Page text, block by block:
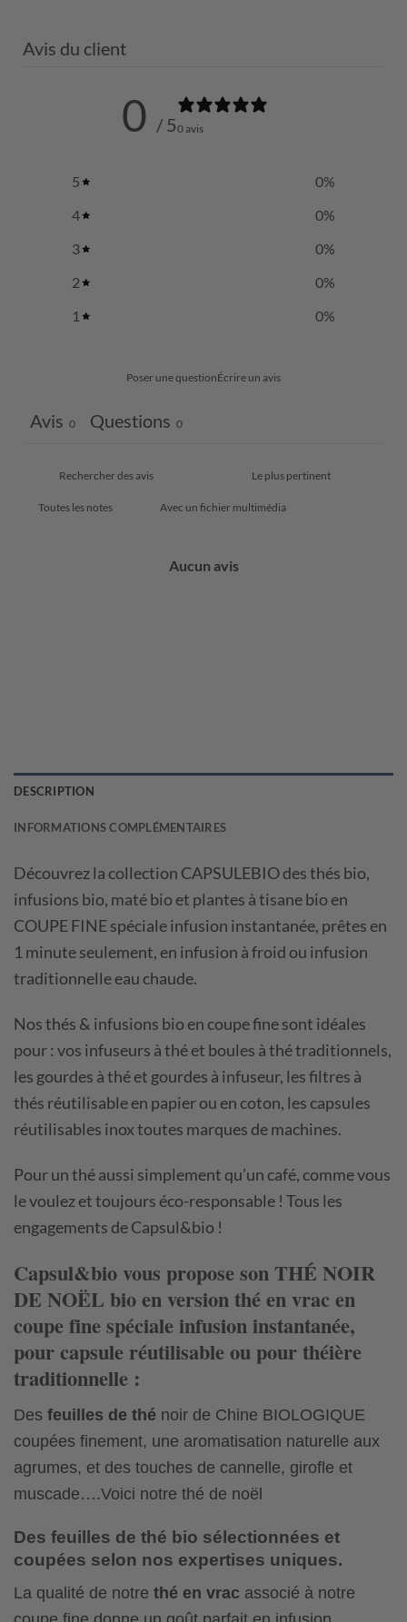
Avis du client
0 / 50 avis
5 0%
4
0%
3
0%
2
0%
1
0%
Poser une questionÉcrire un avis
Avis 0 Questions 0
Avec un fichier multimédia
Aucun avis
DESCRIPTION
INFORMATIONS COMPLÉMENTAIRES
Découvrez la collection CAPSULEBIO des thés bio,
infusions bio, maté bio et plantes à tisane bio en
COUPE FINE spéciale infusion instantanée, prêtes en
1 minute seulement, en infusion à froid ou infusion
traditionnelle eau chaude.
Nos thés & infusions bio en coupe fine sont idéales
pour : vos infuseurs à thé et boules à thé traditionnels,
les gourdes à thé et gourdes à infuseur, les filtres à
thés réutilisable en papier ou en coton, les capsules
réutilisables inox toutes marques de machines.
Pour un thé aussi simplement qu’un café, comme vous
le voulez et toujours éco-responsable ! Tous les
engagements de Capsul&bio !
Capsul&bio vous propose son THÉ NOIR
DE NOËL bio en versionthé en vrac en
coupe fine spéciale infusion instantanée,
pourcapsule réutilisableou pourthéière
traditionnelle :
Des feuilles de thé noir de Chine BIOLOGIQUE
coupées finement, une aromatisation naturelle aux
agrumes, et des touches de cannelle, girofle et
muscade….Voici notre thé de noël
Des feuilles de thé bio sélectionnées et
coupées selon nos expertises uniques.
La qualité de notre thé en vrac associé à notre